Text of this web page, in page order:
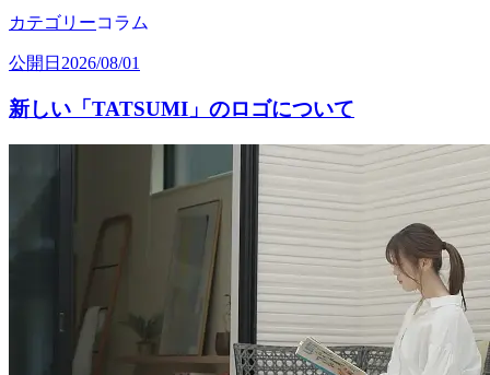
カテゴリーコラム
公開日 2026/08/01
新しい「TATSUMI」のロゴについて